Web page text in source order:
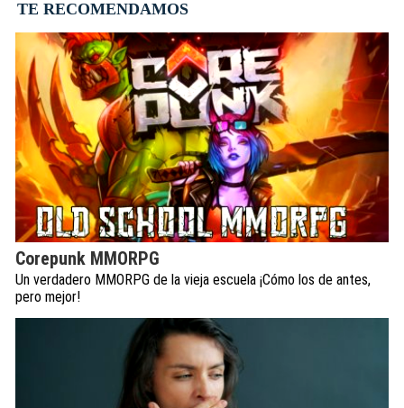
TE RECOMENDAMOS
Corepunk MMORPG
Un verdadero MMORPG de la vieja escuela ¡Cómo los de antes,
pero mejor!